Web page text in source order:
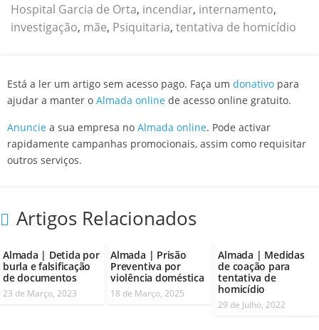
Hospital Garcia de Orta, incendiar, internamento,
investigação, mãe, Psiquitaria, tentativa de homicídio
Está a ler um artigo sem acesso pago. Faça um donativo para
ajudar a manter o Almada online de acesso online gratuito.
Anuncie a sua empresa no Almada online. Pode activar
rapidamente campanhas promocionais, assim como requisitar
outros serviços.
Artigos Relacionados
Almada | Detida por
burla e falsificação
de documentos
23 de Março, 2023
Almada | Prisão
Preventiva por
violência doméstica
18 de Março, 2025
Almada | Medidas
de coação para
tentativa de
homicídio
29 de Julho, 2022